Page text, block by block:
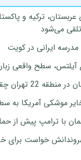
عربستان، ترکیه و
می‌شود
مدرسه ایرانی در کویت
آیلتس، سطح واقعی
22 تهران چقدر است؟
موشکی آمریکا به
با ترامپ پیش از
خواست برای